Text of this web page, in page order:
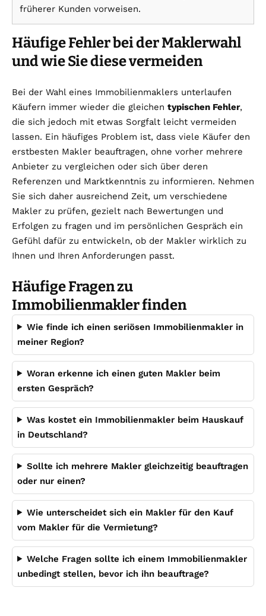
früherer Kunden vorweisen.
Häufige Fehler bei der Maklerwahl
und wie Sie diese vermeiden
Bei der Wahl eines Immobilienmaklers unterlaufen
Käufern immer wieder die gleichen typischen Fehler,
die sich jedoch mit etwas Sorgfalt leicht vermeiden
lassen. Ein häufiges Problem ist, dass viele Käufer den
erstbesten Makler beauftragen, ohne vorher mehrere
Anbieter zu vergleichen oder sich über deren
Referenzen und Marktkenntnis zu informieren. Nehmen
Sie sich daher ausreichend Zeit, um verschiedene
Makler zu prüfen, gezielt nach Bewertungen und
Erfolgen zu fragen und im persönlichen Gespräch ein
Gefühl dafür zu entwickeln, ob der Makler wirklich zu
Ihnen und Ihren Anforderungen passt.
Häufige Fragen zu
Immobilienmakler finden
Wie finde ich einen seriösen Immobilienmakler in
meiner Region?
Woran erkenne ich einen guten Makler beim
ersten Gespräch?
Was kostet ein Immobilienmakler beim Hauskauf
in Deutschland?
Sollte ich mehrere Makler gleichzeitig beauftragen
oder nur einen?
Wie unterscheidet sich ein Makler für den Kauf
vom Makler für die Vermietung?
Welche Fragen sollte ich einem Immobilienmakler
unbedingt stellen, bevor ich ihn beauftrage?